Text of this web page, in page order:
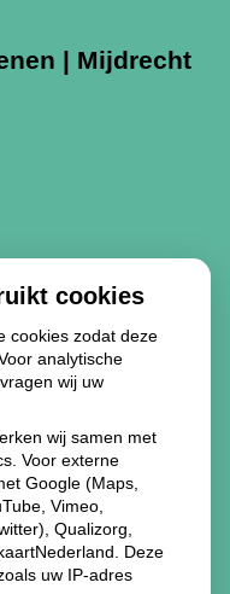
| Mijdrecht
cookies
cookies zodat deze
analytische
wij uw
wij samen met
Voor externe
Google (Maps,
Vimeo,
Qualizorg,
Deze
uw IP-adres